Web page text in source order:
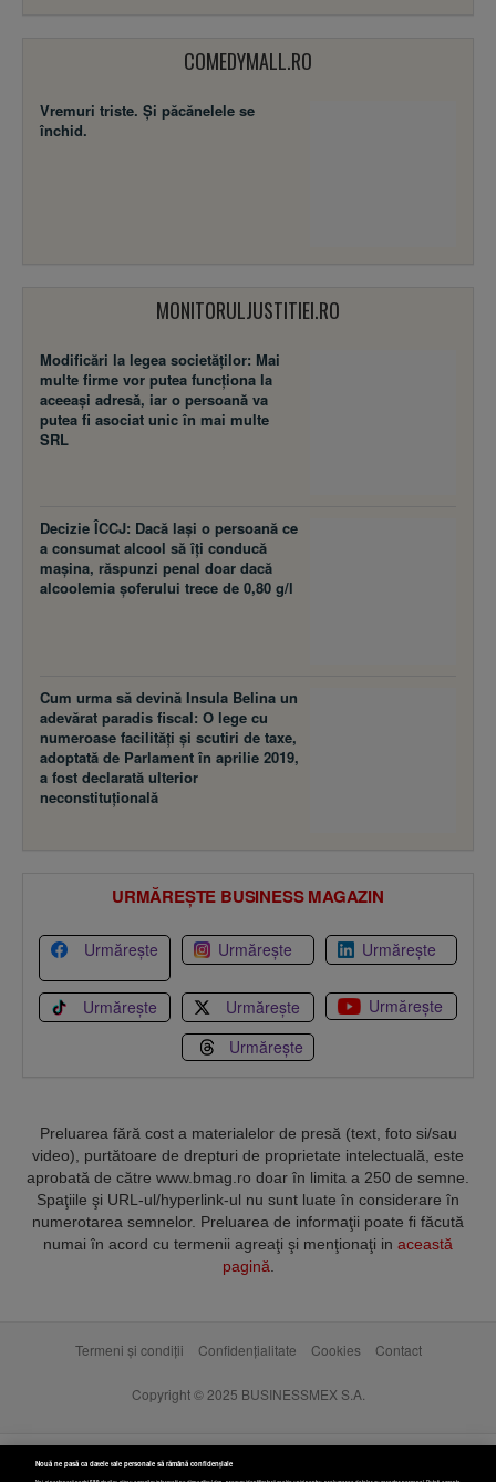
COMEDYMALL.RO
Vremuri triste. Şi păcănelele se
închid.
MONITORULJUSTITIEI.RO
Modificări la legea societăţilor: Mai
multe firme vor putea funcţiona la
aceeaşi adresă, iar o persoană va
putea fi asociat unic în mai multe
SRL
Decizie ÎCCJ: Dacă laşi o persoană ce
a consumat alcool să îţi conducă
maşina, răspunzi penal doar dacă
alcoolemia şoferului trece de 0,80 g/l
Cum urma să devină Insula Belina un
adevărat paradis fiscal: O lege cu
numeroase facilităţi şi scutiri de taxe,
adoptată de Parlament în aprilie 2019,
a fost declarată ulterior
neconstituţională
URMĂREȘTE BUSINESS MAGAZIN
Urmărește Urmărește Urmărește
Urmărește Urmărește
Urmărește
Urmărește
Preluarea fără cost a materialelor de presă (text, foto si/sau
video), purtătoare de drepturi de proprietate intelectuală, este
aprobată de către www.bmag.ro doar în limita a 250 de semne.
Spaţiile şi URL-ul/hyperlink-ul nu sunt luate în considerare în
numerotarea semnelor. Preluarea de informaţii poate fi făcută
numai în acord cu termenii agreaţi şi menţionaţi in această
pagină.
Termeni și condiții Confidențialitate Cookies Contact
Copyright © 2025 BUSINESSMEX S.A.
Nouă ne pasă ca datele tale personale să rămână confidențiale